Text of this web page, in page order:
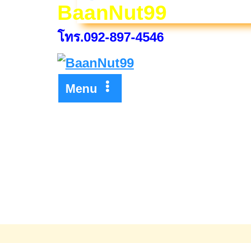
BaanNut99
โทร.092-897-4546
Menu
MT103
GPI